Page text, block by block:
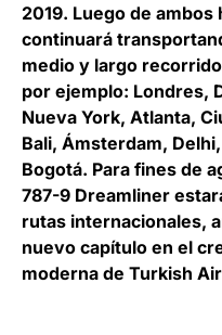
2019. Luego de
continuará
medio y largo
por ejemplo: Londres,
Nueva York, Atlanta,
Bali, Ámsterdam,
Bogotá. Para fines de
787-9 Dreamliner
rutas internacionales,
nuevo capítulo en el
moderna de Turkish